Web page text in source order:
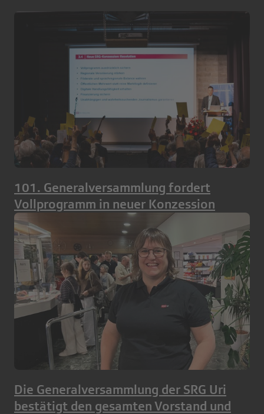
101. Generalversammlung fordert
Vollprogramm in neuer Konzession
Die Generalversammlung der SRG Uri
bestätigt den gesamten Vorstand und